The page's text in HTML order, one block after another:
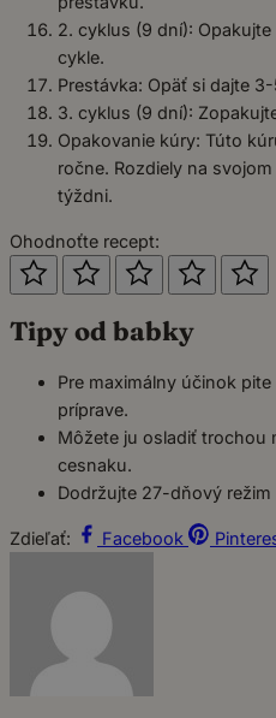
2. cyklus (9 dní):
cykle.
Prestávka: Opäť si dajte
3. cyklus (9 dní):
Opakovanie kúry: Túto
ročne. Rozdiely na
týždni.
Ohodnoťte recept:
Tipy od babky
Pre maximálny účinok
príprave.
Môžete ju osladiť trochou
cesnaku.
Dodržujte 27-dňový
Zdieľať: Facebook